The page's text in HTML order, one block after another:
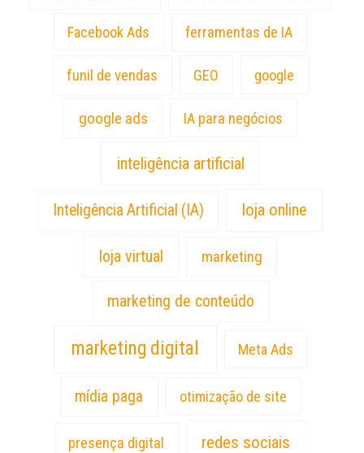
Facebook Ads ferramentas de IA
funil de vendas GEO google
google ads IA para negócios
inteligência artificial
Inteligência Artificial (IA) loja online
loja virtual marketing
marketing de conteúdo
marketing digital Meta Ads
mídia paga otimização de site
presença digital redes sociais